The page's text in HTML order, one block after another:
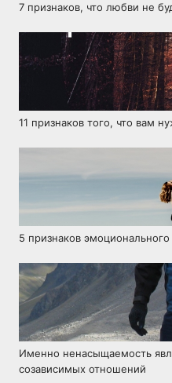
7 признаков, что любви не
11 признаков того, что вам
5 признаков
Имeнно ненасыщаемость
созависимых отношeний